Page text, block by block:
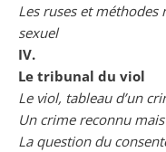
Les ruses et méthodes
sexuel
IV.
Le tribunal du viol
Le viol, tableau d’un
Un crime reconnu
La question du